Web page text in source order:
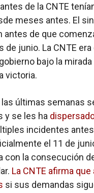
de la CNTE
meses antes. El
antes de que
de junio. La CNTE
bajo la
victoria.
las últimas semanas
y se les ha
incidentes antes
el 11 de
con la consecución
La CNTE afirma
si sus demandas